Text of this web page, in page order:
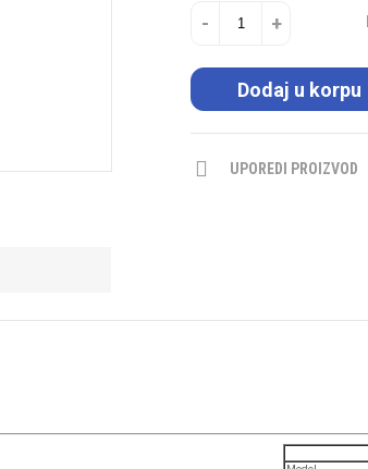
- +
Dodaj u korpu
UPOREDI PROIZVOD